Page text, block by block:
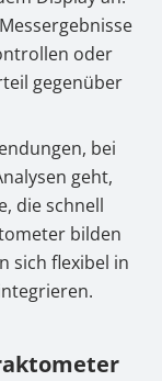
oder
gegenüber
bei
geht,
die schnell
bilden
sich flexibel in